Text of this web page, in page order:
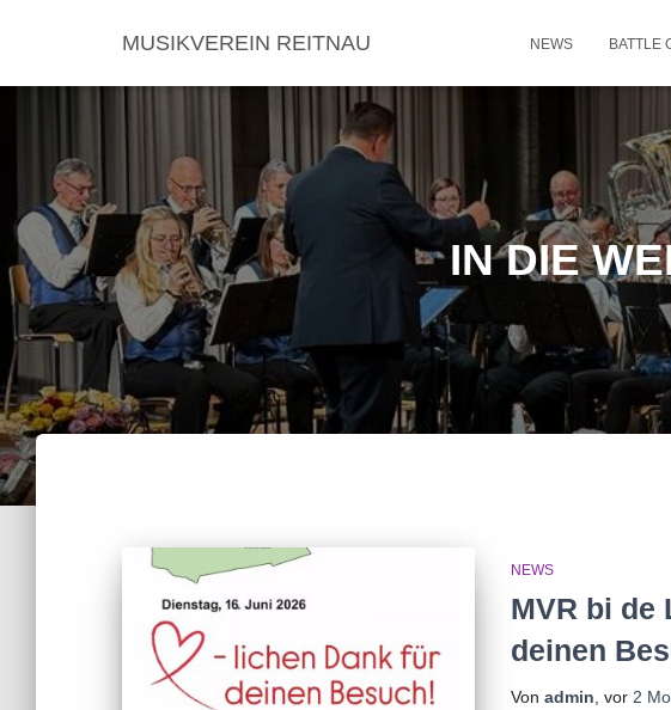
MUSIKVEREIN REITNAU NEWS BATTLE
IN DIE
NEWS
MVR bi de
deinen
Von admin , vor 2